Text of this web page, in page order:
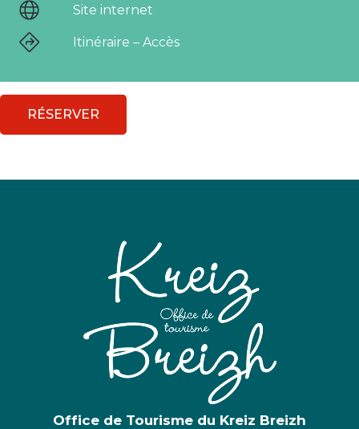
Site internet
Itinéraire – Accès
RÉSERVER
Office de Tourisme du Kreiz Breizh